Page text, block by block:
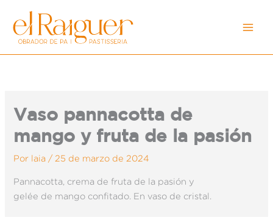
contenido
Vaso pannacotta de
mango y fruta de la pasión
Por laia /25 de marzo de 2024
Pannacotta, crema de fruta de la pasión y
gelée de mango confitado. En vaso de cristal.